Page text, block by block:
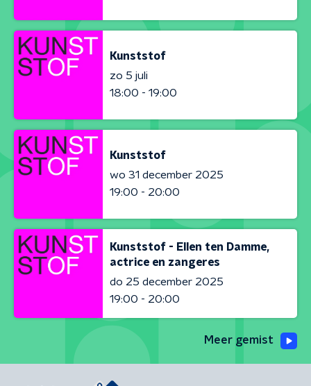
Kunststof
zo 5 juli
18:00 - 19:00
Kunststof
wo 31 december 2025
19:00 - 20:00
Kunststof - Ellen ten Damme,
actrice en zangeres
do 25 december 2025
19:00 - 20:00
Meer gemist